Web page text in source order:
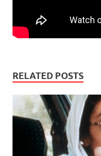
RELATED POSTS